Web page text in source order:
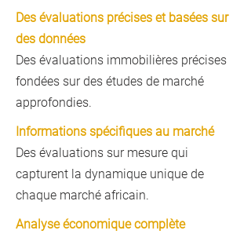
Des évaluations précises et basées sur
des données
Des évaluations immobilières précises
fondées sur des études de marché
approfondies.
Informations spécifiques au marché
Des évaluations sur mesure qui
capturent la dynamique unique de
chaque marché africain.
Analyse économique complète